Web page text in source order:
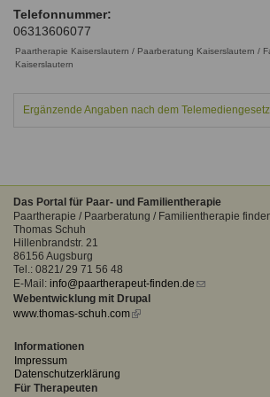
Qualitätssicherung
Qualität unserer Therapeuten
Familienthemen
Systemischer Ansatz
Fortbildungen
Ausbildungsinstitute
Fortbildungen
Information über Qualifikation
Passwort*
vergessen?
Anmelden
Sitemap
Links
Formular zur Registrierung
Telefonnummer:
06313606077
Paartherapie Kaiserslautern / Paarberatung Kaiserslautern /
Kaiserslautern
Ergänzende Angaben nach dem Telemediengesetz
Das Portal für Paar- und Familientherapie
Paartherapie / Paarberatung / Familientherapie
Thomas Schuh
Hillenbrandstr. 21
86156 Augsburg
Tel.: 0821/ 29 71 56 48
E-Mail: info@paartherapeut-finden.de (link
Webentwicklung mit Drupal
www.thomas-schuh.com(link
Informationen
Impressum
Datenschutzerklärung
Für Therapeuten